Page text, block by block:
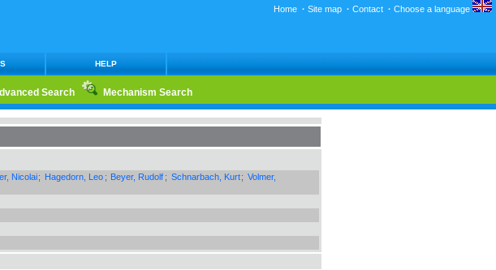
Home · Site map · Contact · Choose a language
HELP
Search Mechanism Search
Nicolai ; Hagedorn, Leo ; Beyer, Rudolf ; Schnarbach, Kurt ; Volmer,